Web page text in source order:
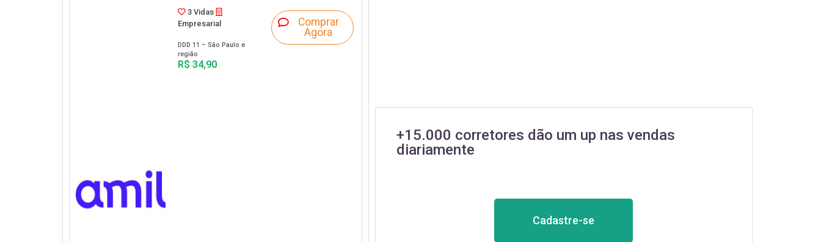
3 Vidas
Empresarial
DDD 11 – São Paulo e
região
R$ 34,90
Comprar
Agora
+15.000 corretores dão um up nas vendas
diariamente
Cadastre-se